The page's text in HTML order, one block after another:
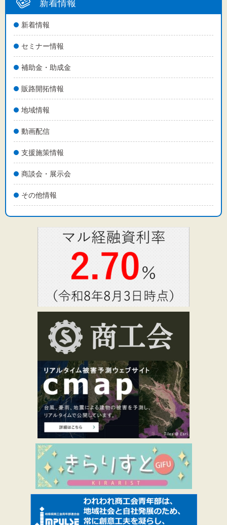
新着情報
新着情報
セミナー情報
補助金・助成金
販路開拓情報
地域情報
動画配信
支援施策情報
商談会・展示会
その他情報